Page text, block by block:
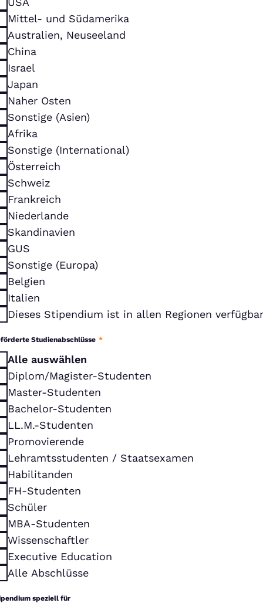
Mittel- und Südamerika
Australien, Neuseeland
China
Israel
Japan
Naher Osten
Sonstige (Asien)
Afrika
Sonstige (International)
Österreich
Schweiz
Frankreich
Niederlande
Skandinavien
GUS
Sonstige (Europa)
Belgien
Italien
Dieses Stipendium ist in allen Regionen
Studienabschlüsse *
Alle auswählen
Diplom/Magister-Studenten
Master-Studenten
Bachelor-Studenten
LL.M.-Studenten
Promovierende
Lehramtsstudenten / Staatsexamen
Habilitanden
FH-Studenten
Schüler
MBA-Studenten
Wissenschaftler
Executive Education
Alle Abschlüsse
speziell für